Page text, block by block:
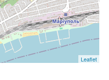
Leaflet